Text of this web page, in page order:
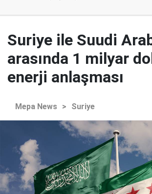
Suriye ile Suudi
arasında 1 milyar
enerji anlaşması
Mepa News > Suriye